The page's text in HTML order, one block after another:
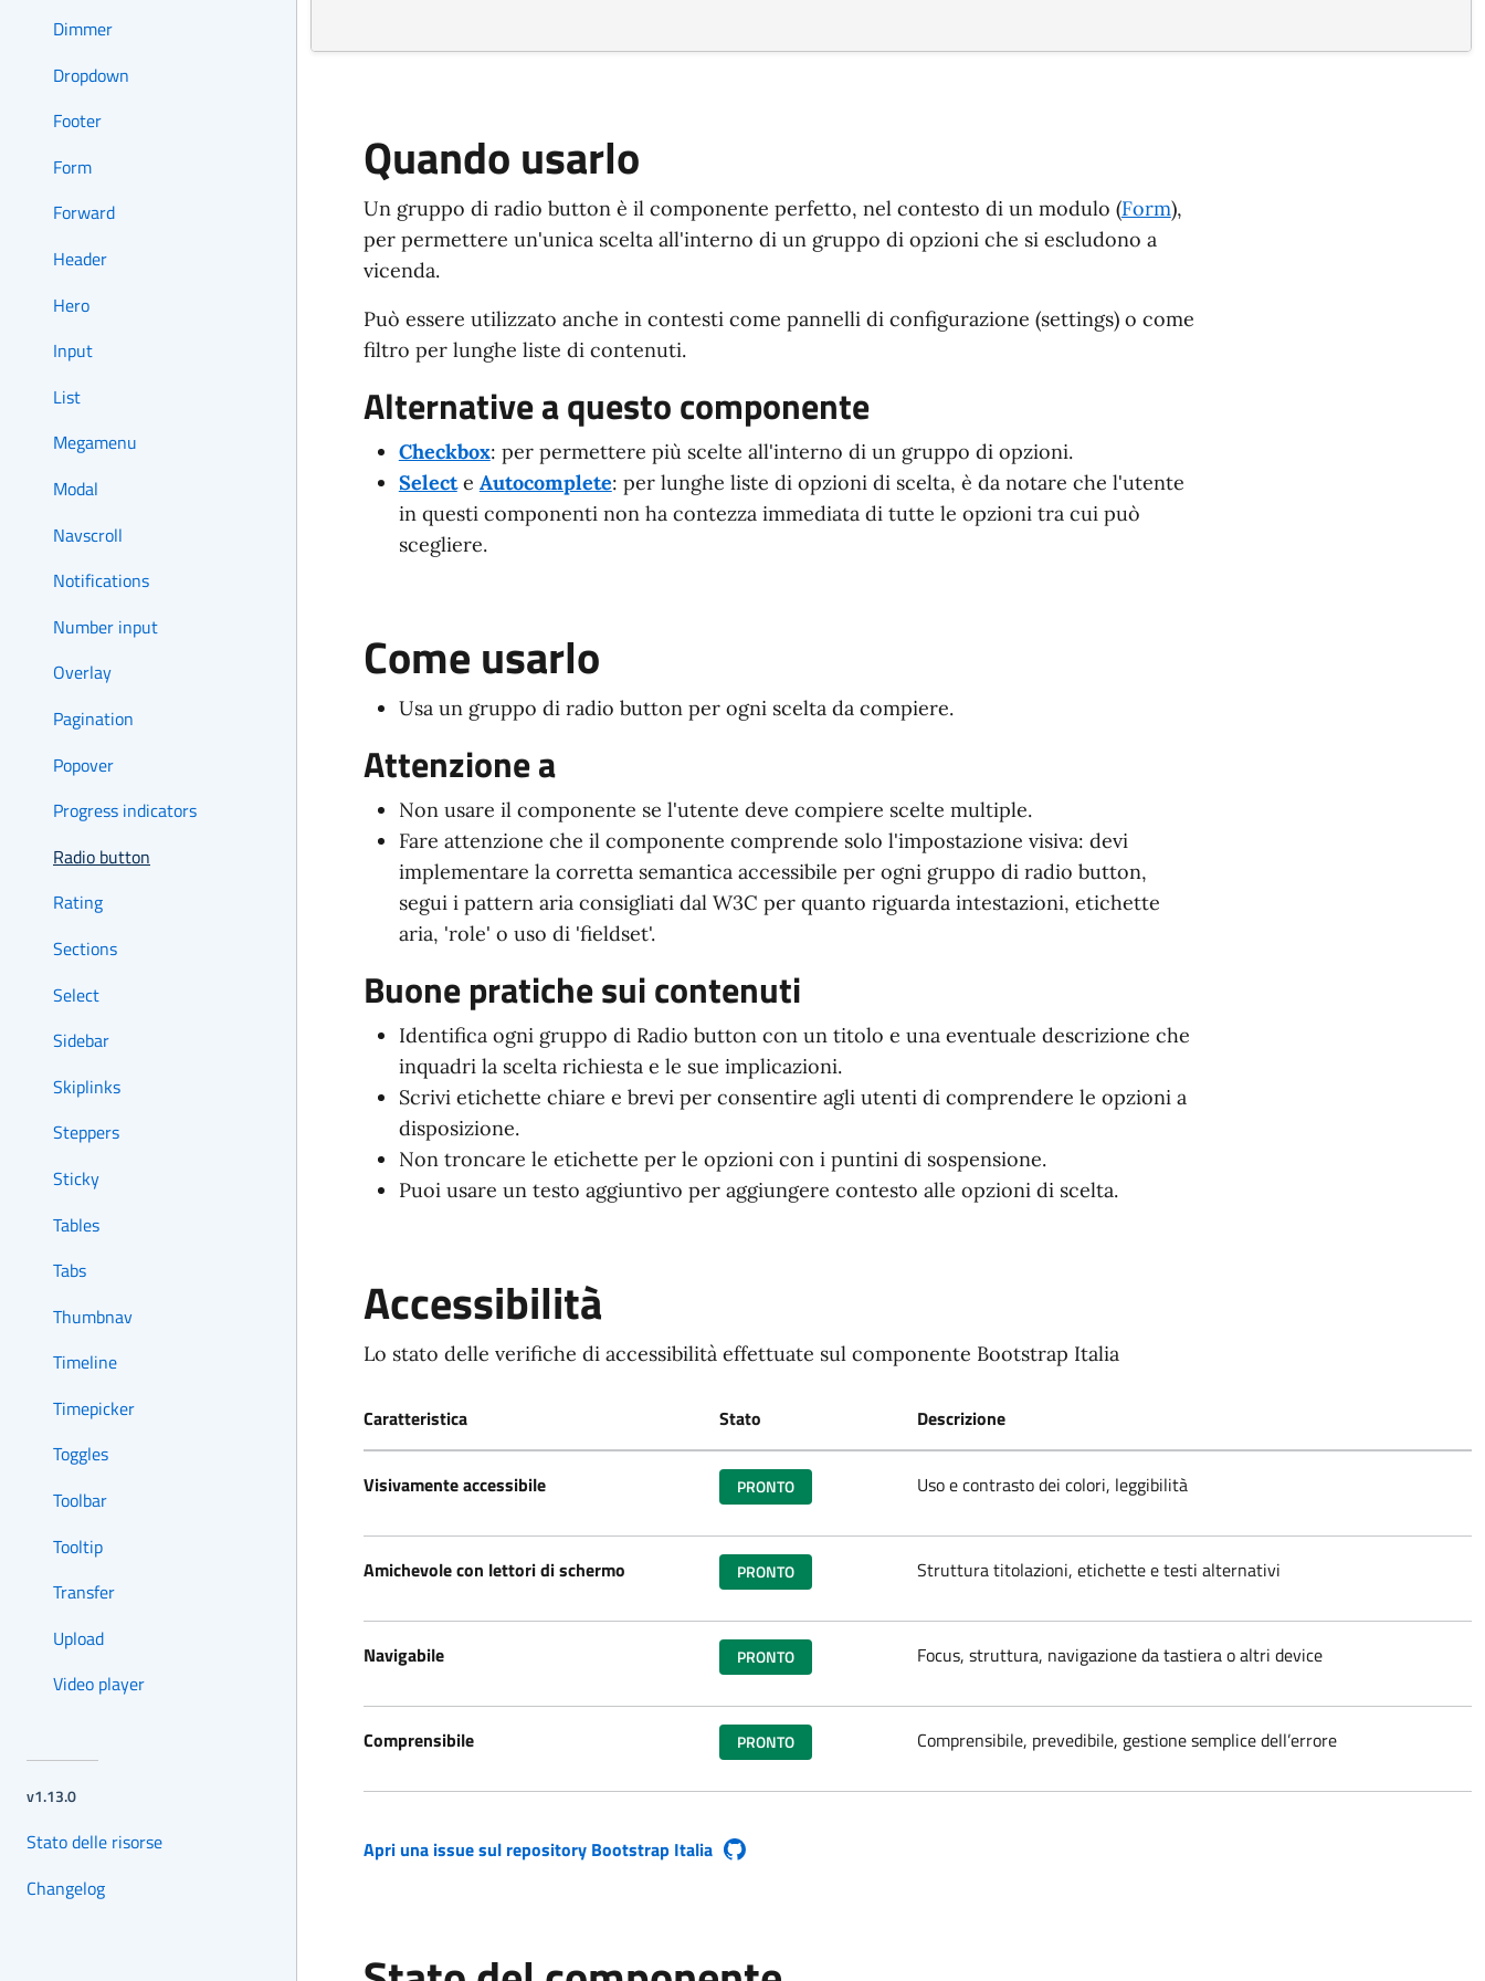
Dimmer
Dropdown
Footer
Form
Forward
Header
Hero
Input
List
Megamenu
Modal
Navscroll
Notifications
Number input
Overlay
Pagination
Popover
Progress indicators
Radio button
Rating
Sections
Select
Sidebar
Skiplinks
Steppers
Sticky
Tables
Tabs
Thumbnav
Timeline
Timepicker
Toggles
Toolbar
Tooltip
Transfer
Upload
Video player
versione corrente:
v1.13.0
Stato delle risorse
Changelog
Quando usarlo
Un gruppo di radio button è il componente perfetto, nel contesto di un modulo (Form),
per permettere un'unica scelta all'interno di un gruppo di opzioni che si escludono a
vicenda.
Può essere utilizzato anche in contesti come pannelli di configurazione (settings) o come
filtro per lunghe liste di contenuti.
Alternative a questo componente
Checkbox: per permettere più scelte all'interno di un gruppo di opzioni.
Selecte Autocomplete: per lunghe liste di opzioni di scelta, è da notare che l'utente
in questi componenti non ha contezza immediata di tutte le opzioni tra cui può
scegliere.
Come usarlo
Usa un gruppo di radio button per ogni scelta da compiere.
Attenzione a
Non usare il componente se l'utente deve compiere scelte multiple.
Fare attenzione che il componente comprende solo l'impostazione visiva: devi
implementare la corretta semantica accessibile per ogni gruppo di radio button,
segui i pattern aria consigliati dal W3C per quanto riguarda intestazioni, etichette
aria, 'role' o uso di 'fieldset'.
Buone pratiche sui contenuti
Identifica ogni gruppo di Radio button con un titolo e una eventuale descrizione che
inquadri la scelta richiesta e le sue implicazioni.
Scrivi etichette chiare e brevi per consentire agli utenti di comprendere le opzioni a
disposizione.
Non troncare le etichette per le opzioni con i puntini di sospensione.
Puoi usare un testo aggiuntivo per aggiungere contesto alle opzioni di scelta.
Accessibilità
Lo stato delle verifiche di accessibilità effettuate sul componente Bootstrap Italia
Caratteristica Stato Descrizione
Visivamente accessibile PRONTO Uso e contrasto dei colori, leggibilità
Amichevole con lettori di schermo PRONTO Struttura titolazioni, etichette e testi alternativi
Navigabile PRONTO Focus, struttura, navigazione da tastiera o altri device
Comprensibile PRONTO Comprensibile, prevedibile, gestione semplice dell’errore
Apri una issue sul repository Bootstrap Italia
(si apre in una nuova finestra)